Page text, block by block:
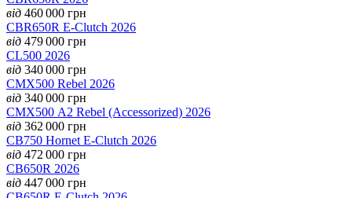
від 460 000 грн
CBR650R E-Clutch 2026
від 479 000 грн
CL500 2026
від 340 000 грн
CMX500 Rebel 2026
від 340 000 грн
CMX500 А2 Rebel (Accessorized) 2026
від 362 000 грн
CB750 Hornet E-Clutch 2026
від 472 000 грн
CB650R 2026
від 447 000 грн